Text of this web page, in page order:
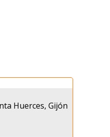
Huerces, Gijón